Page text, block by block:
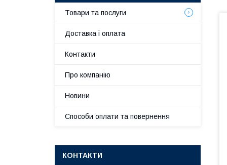
Товари та послуги
Доставка і оплата
Контакти
Про компанію
Новини
Способи оплати та повернення
КОНТАКТИ